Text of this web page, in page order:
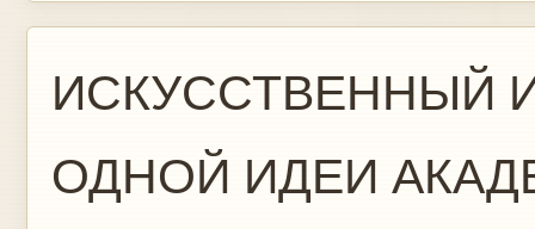
ИСКУССТВЕННЫЙ
ОДНОЙ ИДЕИ